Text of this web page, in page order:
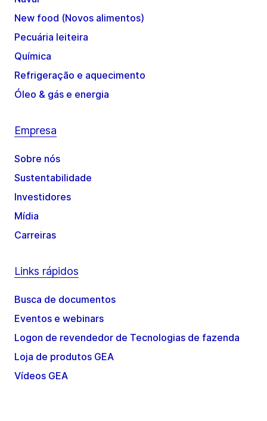
New food (Novos alimentos)
Pecuária leiteira
Química
Refrigeração e aquecimento
Óleo & gás e energia
Empresa
Sobre nós
Sustentabilidade
Investidores
Mídia
Carreiras
Links rápidos
Busca de documentos
Eventos e webinars
Logon de revendedor de Tecnologias de fazenda
Loja de produtos GEA
Vídeos GEA